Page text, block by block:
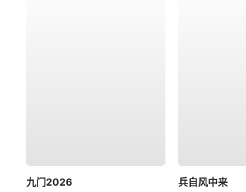
九门2026
兵自风中来